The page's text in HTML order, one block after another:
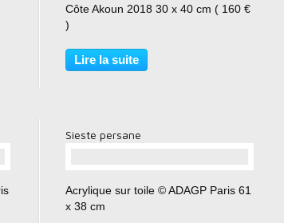
Côte Akoun 2018 30 x 40 cm ( 160 €
)
Lire la suite
Sieste persane
Acrylique sur toile © ADAGP Paris 61
x 38 cm